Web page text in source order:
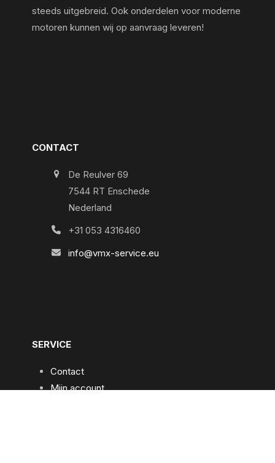
steeds uitgebreid. Ook onderdelen voor moderne
motoren kunnen wij op aanvraag leveren!
CONTACT
De Reulver 69
7544 RT Enschede
Nederland
+31 053 4316460
info@vmx-service.eu
SERVICE
Contact
Mijn account